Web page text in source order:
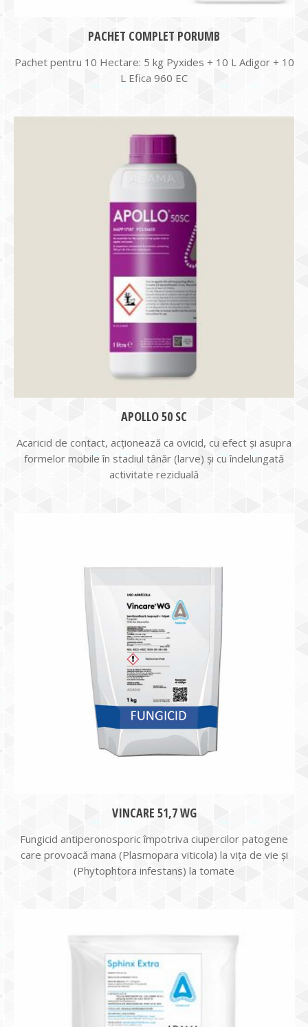
PACHET COMPLET PORUMB
Pachet pentru 10 Hectare: 5 kg Pyxides + 10 L Adigor + 10
L Efica 960 EC
APOLLO 50 SC
Acaricid de contact, acţionează ca ovicid, cu efect şi asupra
formelor mobile în stadiul tânăr (larve) şi cu îndelungată
activitate reziduală
VINCARE 51,7 WG
Fungicid antiperonosporic împotriva ciupercilor patogene
care provoacă mana (Plasmopara viticola) la viţa de vie şi
(Phytophtora infestans) la tomate